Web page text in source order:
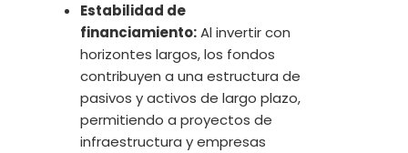
Estabilidad de
financiamiento:Al invertir con
horizontes largos, los fondos
contribuyen a una estructura de
pasivos y activos de largo plazo,
permitiendo a proyectos de
infraestructura y empresas